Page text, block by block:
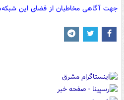
جهت آگاهی مخاطبان از فضای این